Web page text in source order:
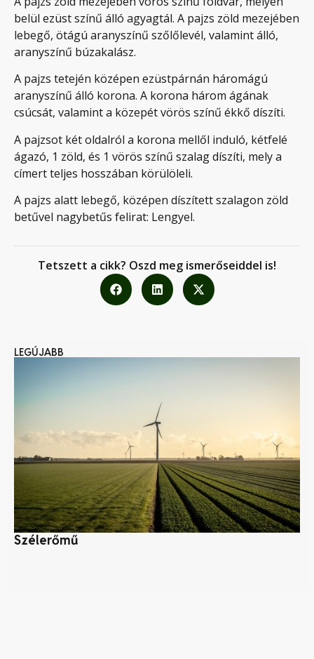
belül ezüst színű álló agyagtál. A pajzs zöld mezejében
lebegő, ötágú aranyszínű szőlőlevél, valamint álló,
aranyszínű búzakalász.
A pajzs tetején középen ezüstpárnán háromágú
aranyszínű álló korona. A korona három ágának
csúcsát, valamint a közepét vörös színű ékkő díszíti.
A pajzsot két oldalról a korona mellől induló, kétfelé
ágazó, 1 zöld, és 1 vörös színű szalag díszíti, mely a
címert teljes hosszában körülöleli.
A pajzs alatt lebegő, középen díszített szalagon zöld
betűvel nagybetűs felirat: Lengyel.
Tetszett a cikk? Oszd meg ismerőseiddel is!
LEGÚJABB
Szélerőmű